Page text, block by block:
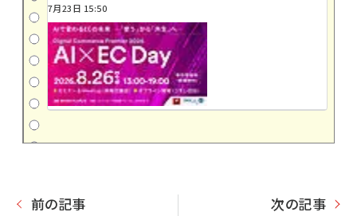
7月23日 15:50
前の記事 次の記事